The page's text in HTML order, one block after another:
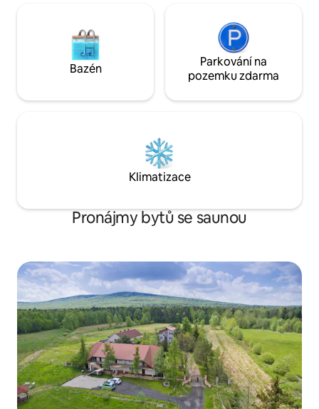
Bazén
Parkování na
pozemku zdarma
Klimatizace
Pronájmy bytů se saunou